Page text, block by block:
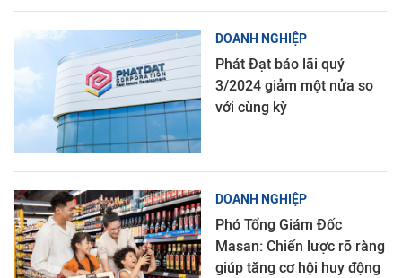
DOANH NGHIỆP
Phát Đạt báo lãi quý
3/2024 giảm một nửa so
với cùng kỳ
DOANH NGHIỆP
Phó Tổng Giám Đốc
Masan: Chiến lược rõ ràng
giúp tăng cơ hội huy động